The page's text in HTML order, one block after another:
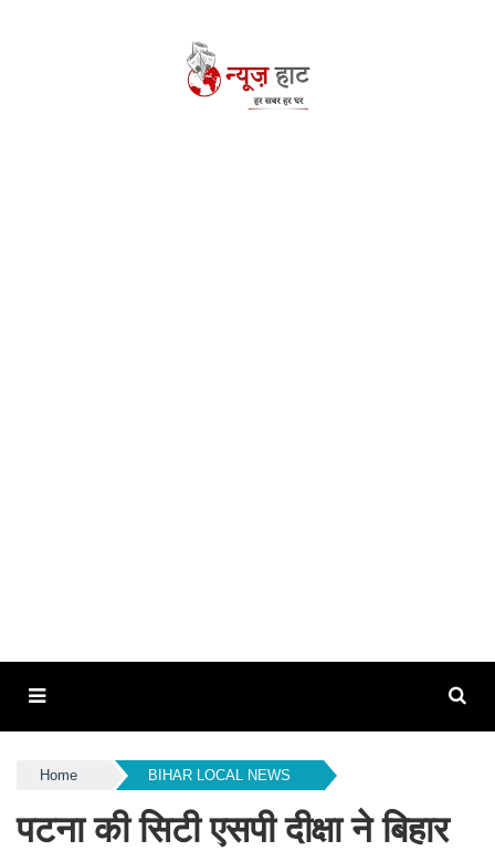
Home BIHAR LOCAL NEWS
पटना की सिटी एसपी दीक्षा ने बिहार